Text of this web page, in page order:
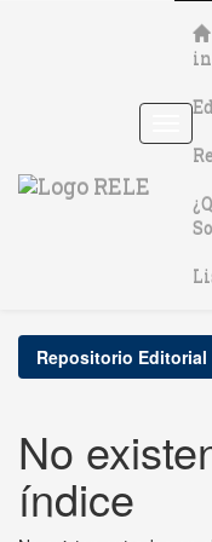
Repositorio Editorial
No
índice